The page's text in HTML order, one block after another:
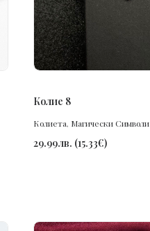
Колие 8
Колиета, Магически Символи
29.99лв. (15.33€)